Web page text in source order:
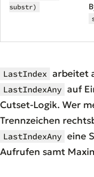
substr)
LastIndex arbeitet
LastIndexAny auf
Cutset-Logik. Wer
Trennzeichen
LastIndexAny eine
Aufrufen samt